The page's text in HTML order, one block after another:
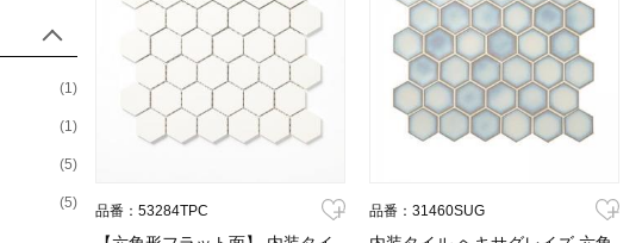
(1)
(1)
(5)
(5) 品番：53284TPC 品番：31460SUG